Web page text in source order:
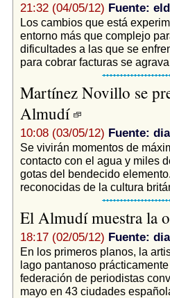
21:32 (04/05/12) Fuente:
Los cambios que está
entorno más que complejo
dificultades a las que se
para cobrar facturas se
Martínez Novillo se
Almudí
10:08 (03/05/12) Fuente:
Se vivirán momentos de
contacto con el agua y miles
gotas del bendecido
reconocidas de la cultura
El Almudí muestra la
18:17 (02/05/12) Fuente:
En los primeros planos, la
lago pantanoso
federación de periodistas
mayo en 43 ciudades